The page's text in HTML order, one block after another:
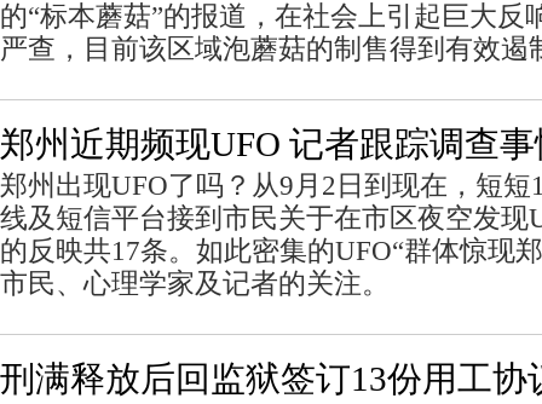
的“标本蘑菇”的报道，在社会上引起巨大反
严查，目前该区域泡蘑菇的制售得到有效遏
郑州近期频现UFO 记者跟踪调查
郑州出现UFO了吗？从9月2日到现在，短
线及短信平台接到市民关于在市区夜空发现
的反映共17条。如此密集的UFO“群体惊现
市民、心理学家及记者的关注。
刑满释放后回监狱签订13份用工协